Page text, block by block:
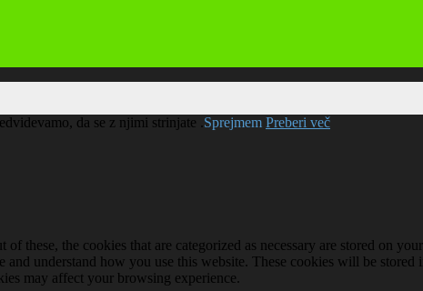
da se z njimi strinjate .Sprejmem Preberi več
the cookies that are categorized as necessary are stored on
understand how you use this website. These cookies will be
may affect your browsing experience.